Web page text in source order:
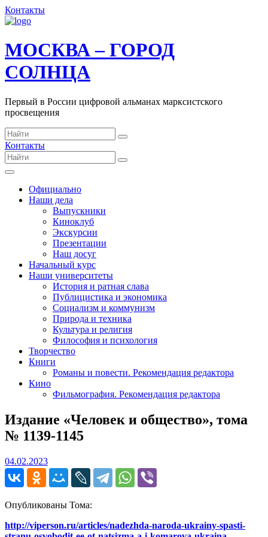
Контакты
МОСКВА – ГОРОД
СОЛНЦА
Первый в России цифровой альманах марксистского
просвещения
Контакты
Официально
Наши дела
Выпускники
Киноклуб
Экскурсии
Презентации
Наш досуг
Начальный курс
Наши университеты
История и ратная слава
Публицистика и экономика
Социализм и коммунизм
Природа и техника
Культура и религия
Философия и психология
Творчество
Книги
Романы и повести. Рекомендация редактора
Кино
Фильмография. Рекомендация редактора
Издание «Человек и общество», тома
№ 1139-1145
04.02.202304.02.2023
Опубликованы Тома:
http://viperson.ru/articles/nadezhda-naroda-ukrainy-spasti-